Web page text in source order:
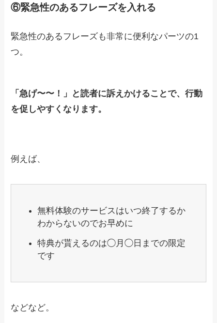
⑥緊急性のあるフレーズを入れる
緊急性のあるフレーズも非常に便利なパーツの1
つ。
「急げ〜〜！」と読者に訴えかけることで、行動
を促しやすくなります。
例えば、
無料体験のサービスはいつ終了するか
わからないのでお早めに
特典が貰えるのは◯月◯日までの限定
です
などなど。